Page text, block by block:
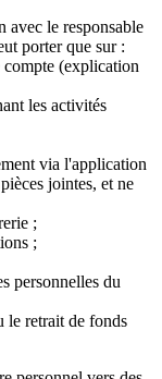
avec le responsable
porter que sur :
compte (explication
les activités
via l'application
jointes, et ne
;
;
personnelles du
le retrait de fonds